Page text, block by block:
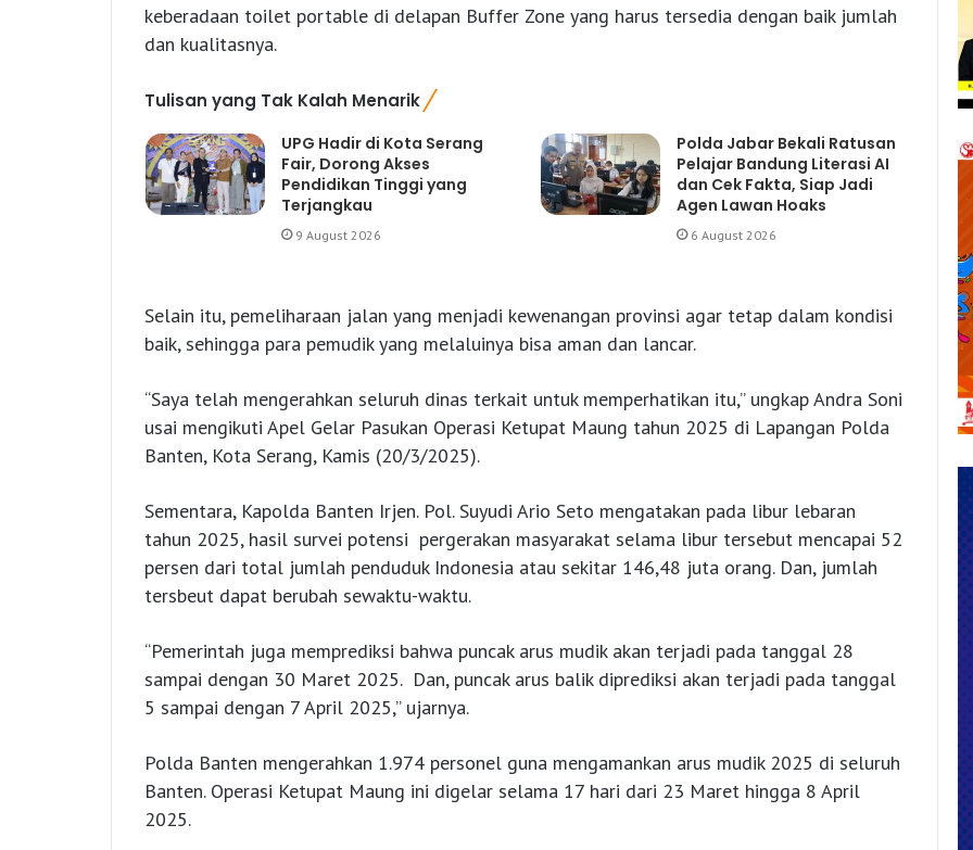
keberadaan toilet portable di delapan Buffer Zone yang harus tersedia dengan baik jumlah
dan kualitasnya.
Tulisan yang Tak Kalah Menarik
UPG Hadir di Kota Serang
Fair, Dorong Akses
Pendidikan Tinggi yang
Terjangkau
9 August 2026
Polda Jabar Bekali Ratusan
Pelajar Bandung Literasi AI
dan Cek Fakta, Siap Jadi
Agen Lawan Hoaks
6 August 2026
Selain itu, pemeliharaan jalan yang menjadi kewenangan provinsi agar tetap dalam kondisi
baik, sehingga para pemudik yang melaluinya bisa aman dan lancar.
“Saya telah mengerahkan seluruh dinas terkait untuk memperhatikan itu,” ungkap Andra Soni
usai mengikuti Apel Gelar Pasukan Operasi Ketupat Maung tahun 2025 di Lapangan Polda
Banten, Kota Serang, Kamis (20/3/2025).
Sementara, Kapolda Banten Irjen. Pol. Suyudi Ario Seto mengatakan pada libur lebaran
tahun 2025, hasil survei potensi pergerakan masyarakat selama libur tersebut mencapai 52
persen dari total jumlah penduduk Indonesia atau sekitar 146,48 juta orang. Dan, jumlah
tersbeut dapat berubah sewaktu-waktu.
“Pemerintah juga memprediksi bahwa puncak arus mudik akan terjadi pada tanggal 28
sampai dengan 30 Maret 2025. Dan, puncak arus balik diprediksi akan terjadi pada tanggal
5 sampai dengan 7 April 2025,” ujarnya.
Polda Banten mengerahkan 1.974 personel guna mengamankan arus mudik 2025 di seluruh
Banten. Operasi Ketupat Maung ini digelar selama 17 hari dari 23 Maret hingga 8 April
2025.